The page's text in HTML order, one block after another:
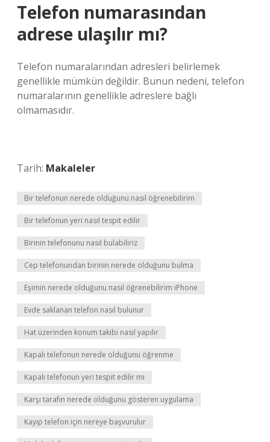
Telefon numarasından
adrese ulaşılır mı?
Telefon numaralarından adresleri belirlemek
genellikle mümkün değildir. Bunun nedeni, telefon
numaralarının genellikle adreslere bağlı
olmamasıdır.
Tarih: Makaleler
Bir telefonun nerede olduğunu nasıl öğrenebilirim
Bir telefonun yeri nasıl tespit edilir
Birinin telefonunu nasıl bulabiliriz
Cep telefonundan birinin nerede olduğunu bulma
Eşimin nerede olduğunu nasıl öğrenebilirim iPhone
Evde saklanan telefon nasıl bulunur
Hat üzerinden konum takibi nasıl yapılır
Kapalı telefonun nerede olduğunu öğrenme
Kapalı telefonun yeri tespit edilir mi
Karşı tarafın nerede olduğunu gösteren uygulama
Kayıp telefon için nereye başvurulur